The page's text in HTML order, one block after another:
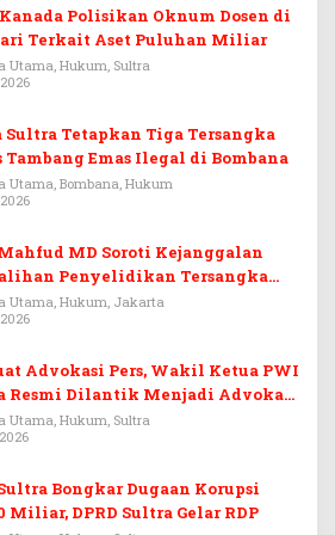
Polisikan Oknum Dosen di
Terkait Aset Puluhan Miliar
Utama, Hukum, Sultra
Sultra Tetapkan Tiga Tersangka
Tambang Emas Ilegal di Bombana
Utama, Bombana, Hukum
MD Soroti Kejanggalan
Penyelidikan Tersangka
Adriansyah
Utama, Hukum, Jakarta
Advokasi Pers, Wakil Ketua PWI
Resmi Dilantik Menjadi Advokat
Utama, Hukum, Sultra
Bongkar Dugaan Korupsi
Miliar, DPRD Sultra Gelar RDP